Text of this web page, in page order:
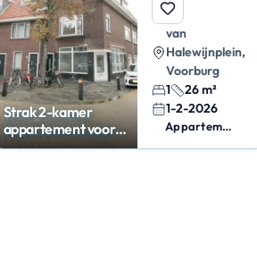
Strak 2-kamer
appartement voor
student
van
Halewijnplein,
Voorburg
1
26 m²
1-2-2026
Appartement